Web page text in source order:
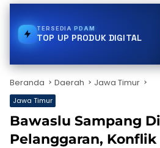
TERSEDIAVOUCHER GAME
TOP UP PRODUK DIGITAL
Beranda Daerah Jawa Timur
Jawa Timur
Bawaslu Sampang
Pelanggaran,